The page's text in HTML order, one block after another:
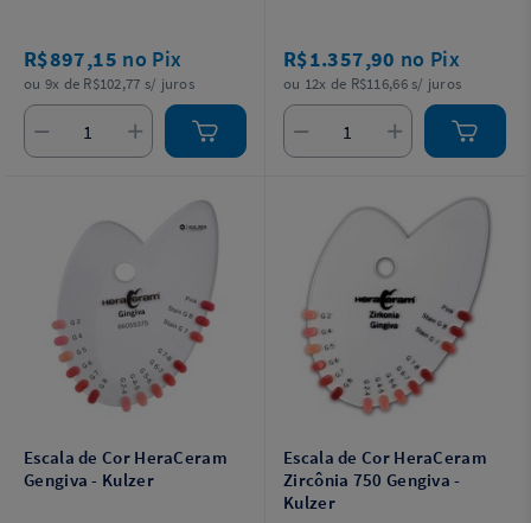
R$897,15 no Pix
ou 9x de R$102,77 s/ juros
R$1.357,90 no Pix
ou 12x de R$116,66 s/ juros
Escala de Cor HeraCeram
Gengiva - Kulzer
Escala de Cor HeraCeram
Zircônia 750 Gengiva -
Kulzer